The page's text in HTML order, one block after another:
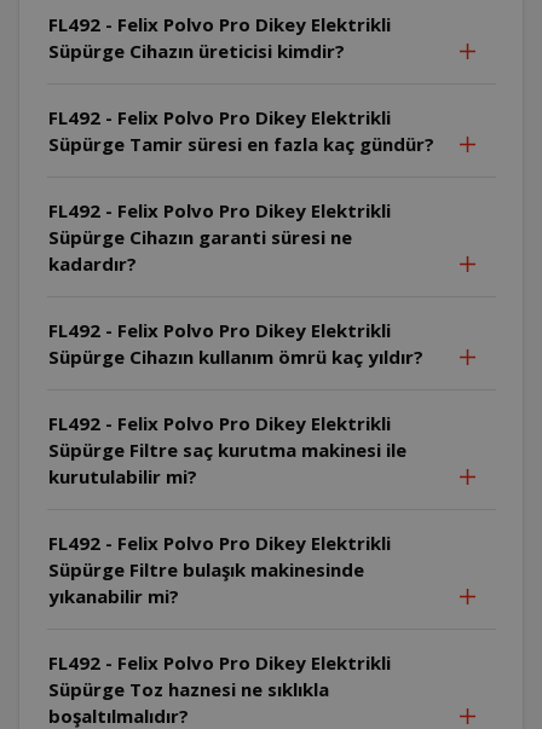
FL492 - Felix Polvo Pro Dikey Elektrikli
Süpürge Cihazın üreticisi kimdir?
FL492 - Felix Polvo Pro Dikey Elektrikli
Süpürge Tamir süresi en fazla kaç gündür?
FL492 - Felix Polvo Pro Dikey Elektrikli
Süpürge Cihazın garanti süresi ne
kadardır?
FL492 - Felix Polvo Pro Dikey Elektrikli
Süpürge Cihazın kullanım ömrü kaç yıldır?
FL492 - Felix Polvo Pro Dikey Elektrikli
Süpürge Filtre saç kurutma makinesi ile
kurutulabilir mi?
FL492 - Felix Polvo Pro Dikey Elektrikli
Süpürge Filtre bulaşık makinesinde
yıkanabilir mi?
FL492 - Felix Polvo Pro Dikey Elektrikli
Süpürge Toz haznesi ne sıklıkla
boşaltılmalıdır?